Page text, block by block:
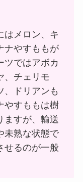
はメロン、キ
ナやすももが
ツではアボカ
、チェリモ
、ドリアンも
やすももは樹
ますが、輸送
未熟な状態で
せるのが一般